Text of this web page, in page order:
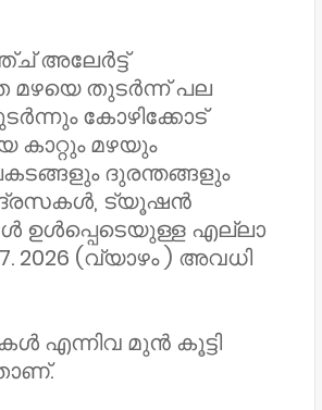
അലേർട്ട്
മഴയെ തുടർന്ന് പല
കോഴിക്കോട്
മഴയും
ദുരന്തങ്ങളും
മദ്രസകൾ, ട്യൂഷൻ
എല്ലാ
2026 (വ്യാഴം ) അവധി
എന്നിവ മുൻ കൂട്ടി